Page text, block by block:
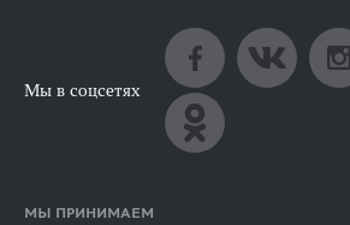
Мы в соцсетях
МЫ ПРИНИМАЕМ